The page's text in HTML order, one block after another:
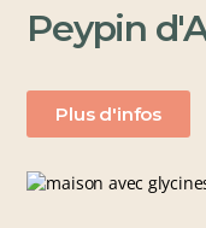
Peypin
Plus d'infos